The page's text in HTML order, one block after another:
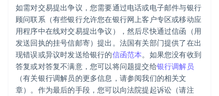
如需对交易提出争议，您需要通过电话或电子邮件与银行
顾问联系（有些银行允许您在银行网上客户专区或移动应
用程序中在线对交易提出争议），然后尽快通过信函（用
发送回执的挂号信邮寄）提出。法国有关部门提供了在出
现错误或异议时发送给银行的信函范本。如果您没有收到
答复或对答复不满意，您可以将问题提交给银行调解员
（有关银行调解员的更多信息，请参阅我们的相关文
章）。作为最后的手段，您可以向法院提起诉讼（请注